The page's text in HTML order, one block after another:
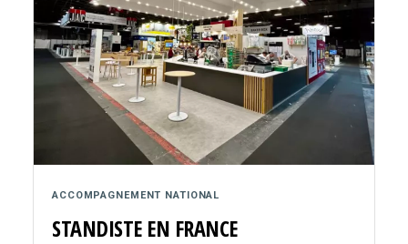
ACCOMPAGNEMENT NATIONAL
STANDISTE EN FRANCE